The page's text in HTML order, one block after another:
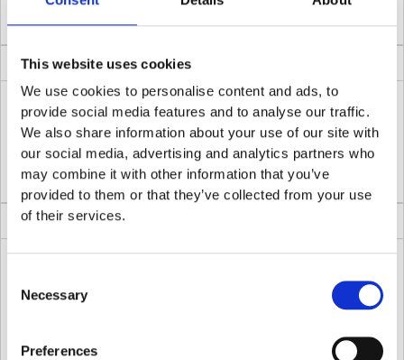
This website uses cookies
We use cookies to personalise content and ads, to
provide social media features and to analyse our traffic.
We also share information about your use of our site with
our social media, advertising and analytics partners who
may combine it with other information that you’ve
provided to them or that they’ve collected from your use
of their services.
Selection
Necessary
Preferences
sobre opciones, no dudéis en poneros en contacto
conmigo.
¿Con qué frecuencia deben ser las sesiones?
Al principio, suelo recomendar una sesión semanal para que
podamos avanzar de forma constante. A medida que
vayamos progresando, podemos espaciar las sesiones
según lo que os resulte más cómodo.
¿Cuánto tiempo tardaremos en notar cambios?
En algunas intervenciones, los cambios pueden ser
Sin embargo, en
otros casos, estos cambios pueden ser más sutiles y
Es importante tener en cuenta que cada niño/a y